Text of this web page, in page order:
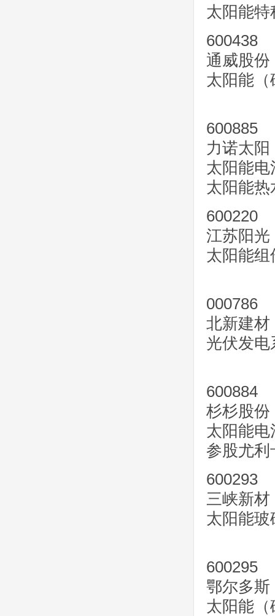
太阳能
600438
通威股份
太阳能（
600885
力诺太阳
太阳能电
太阳能
600220
江苏阳光
太阳能
000786
北新建材
光伏发电
600884
杉杉股份
太阳能电
参股尤利
600293
三峡新材
太阳能玻
600295
鄂尔多斯
太阳能（